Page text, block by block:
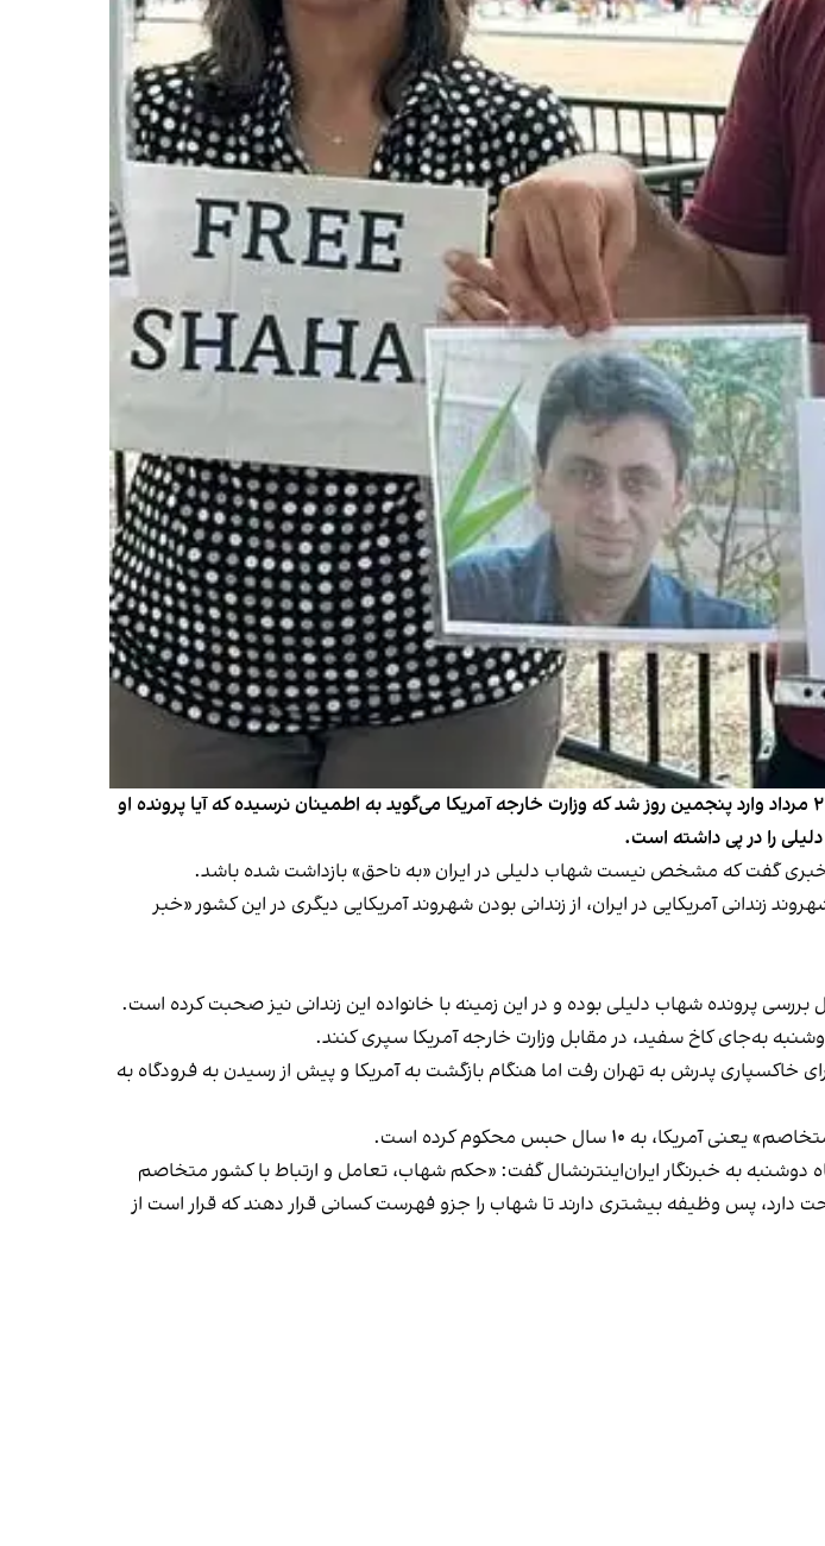
تحصن خانواده شهاب دلیلی برای آزادی‌اش در چارچوب قرارداد تهران-واشینگتن در حالی ۲۴ مرداد وارد پنجمین روز شد که وزارت خارجه آمریکا می‌گوید به اطمینان نرسیده که آیا پرونده او
را در پی داشته است.
آمریکا روز ۱۹ مرداد گفته بود به جز پنچ شهروند زندانی آمریکایی در ایران، از زندانی بودن شهروند آمریکایی دیگری در این کشور «خبر
پرونده شهاب دلیلی بوده و در این زمینه با خانواده این زندانی نیز صحبت کرده است.
به‌جای کاخ سفید، در مقابل وزارت خارجه آمریکا سپری کنند.
دلیلی، کاپیتان پیشین شرکت کشتی‌رانی ایران و ساکن آمریکاست که سال ۱۳۹۵ برای خاکسپاری پدرش به تهران رفت اما هنگام بازگشت به آمریکا و پیش از رسیدن به فرودگاه به
۱۰ سال حبس محکوم کرده است.
به خبرنگار ایران‌اینترنشال گفت: «حکم شهاب، تعامل و ارتباط با کشور متخاصم
پس وظیفه بیشتری دارند تا شهاب را جزو فهرست کسانی قرار دهند که قرار است از